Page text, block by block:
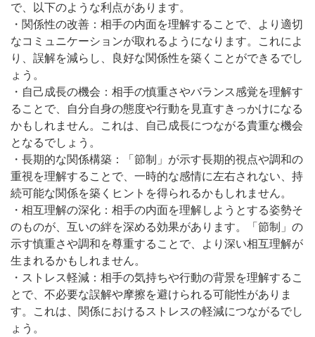
で、以下のような利点があります。
・関係性の改善：相手の内面を理解することで、より適切
なコミュニケーションが取れるようになります。これによ
り、誤解を減らし、良好な関係性を築くことができるでし
ょう。
・自己成長の機会：相手の慎重さやバランス感覚を理解す
ることで、自分自身の態度や行動を見直すきっかけになる
かもしれません。これは、自己成長につながる貴重な機会
となるでしょう。
・長期的な関係構築：「節制」が示す長期的視点や調和の
重視を理解することで、一時的な感情に左右されない、持
続可能な関係を築くヒントを得られるかもしれません。
・相互理解の深化：相手の内面を理解しようとする姿勢そ
のものが、互いの絆を深める効果があります。「節制」の
示す慎重さや調和を尊重することで、より深い相互理解が
生まれるかもしれません。
・ストレス軽減：相手の気持ちや行動の背景を理解するこ
とで、不必要な誤解や摩擦を避けられる可能性がありま
す。これは、関係におけるストレスの軽減につながるでし
ょう。